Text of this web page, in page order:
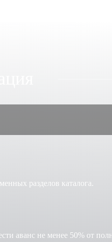
разделов каталога.
аванс не менее 50% от